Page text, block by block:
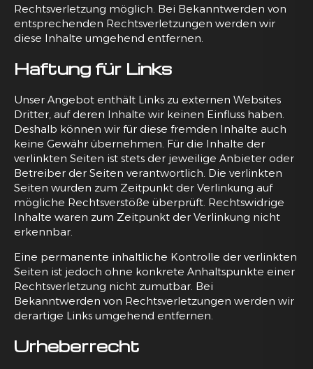
Rechtsverletzung möglich. Bei Bekanntwerden von
entsprechenden Rechtsverletzungen werden wir
diese Inhalte umgehend entfernen.
Haftung für Links
Unser Angebot enthält Links zu externen Websites
Dritter, auf deren Inhalte wir keinen Einfluss haben.
Deshalb können wir für diese fremden Inhalte auch
keine Gewähr übernehmen. Für die Inhalte der
verlinkten Seiten ist stets der jeweilige Anbieter oder
Betreiber der Seiten verantwortlich. Die verlinkten
Seiten wurden zum Zeitpunkt der Verlinkung auf
mögliche Rechtsverstöße überprüft. Rechtswidrige
Inhalte waren zum Zeitpunkt der Verlinkung nicht
erkennbar.
Eine permanente inhaltliche Kontrolle der verlinkten
Seiten ist jedoch ohne konkrete Anhaltspunkte einer
Rechtsverletzung nicht zumutbar. Bei
Bekanntwerden von Rechtsverletzungen werden wir
derartige Links umgehend entfernen.
Urheberrecht